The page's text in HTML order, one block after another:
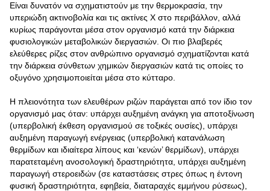
Είναι δυνατόν να σχηματιστούν με την θερμοκρασία, την
υπεριώδη ακτινοβολία και τις ακτίνες Χ στο περιβάλλον, αλλά
κυρίως παράγονται μέσα στον οργανισμό κατά την διάρκεια
φυσιολογικών μεταβολικών διεργασιών. Οι πιο βλαβερές
ελεύθερες ρίζες στον ανθρώπινο οργανισμό σχηματίζονται κατά
την διάρκεια σύνθετων χημικών διεργασιών κατά τις οποίες το
οξυγόνο χρησιμοποιείται μέσα στο κύτταρο.
Η πλειονότητα των ελευθέρων ριζών παράγεται από τον ίδιο τον
οργανισμό μας όταν: υπάρχει αυξημένη ανάγκη για αποτοξίνωση
(υπερβολική έκθεση οργανισμού σε τοξικές ουσίες), υπάρχει
αυξημένη παραγωγή ενέργειας (υπερβολική κατανάλωση
θερμίδων και ιδιαίτερα λίπους και ‘κενών’ θερμίδων), υπάρχει
παρατεταμένη ανοσολογική δραστηριότητα, υπάρχει αυξημένη
παραγωγή στεροειδών (σε καταστάσεις στρες όπως η έντονη
φυσική δραστηριότητα, εφηβεία, διαταραχές εμμήνου ρύσεως),